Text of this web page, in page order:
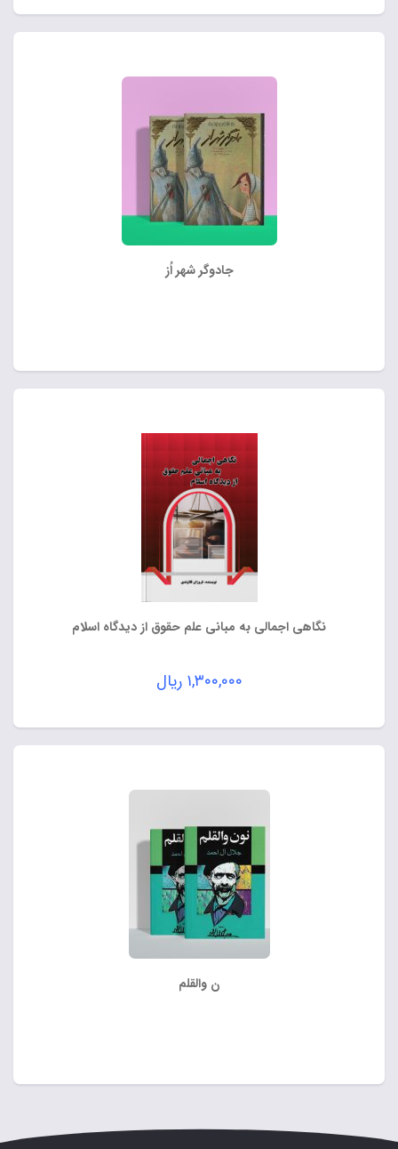
جادوگر شهر اُز
نگاهی اجمالی به مبانی علم حقوق از دیدگاه اسلام
۱,۳۰۰,۰۰۰ ریال
ن والقلم